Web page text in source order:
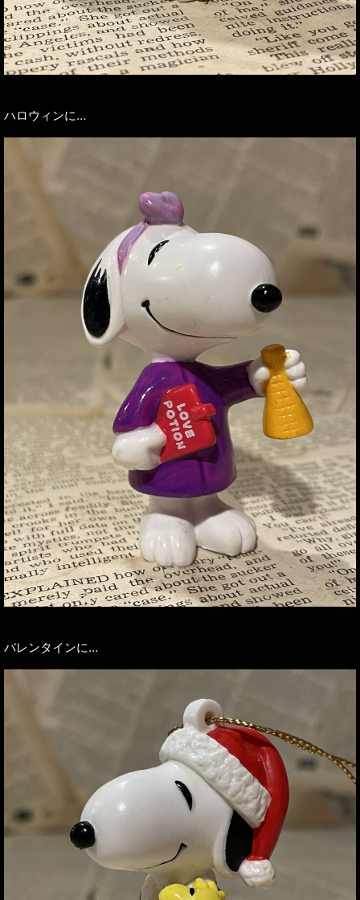
ハロウィンに…
バレンタインに…